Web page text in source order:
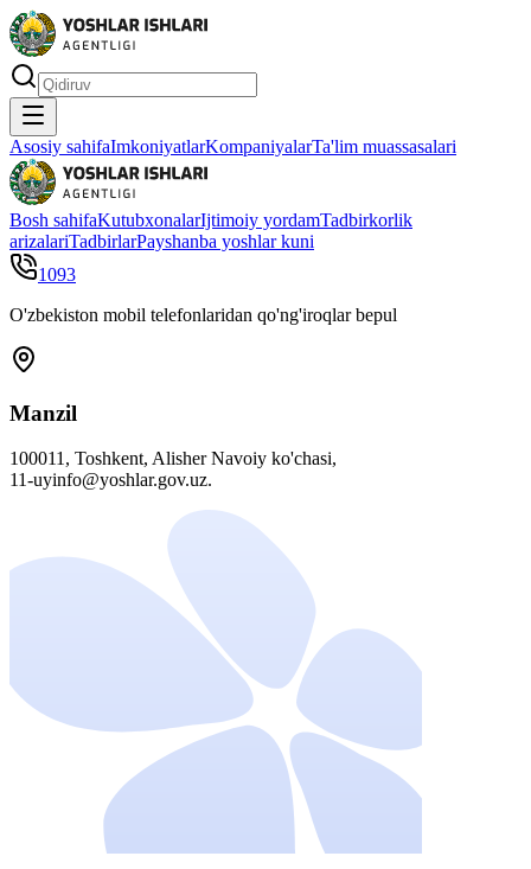
Asosiy sahifaImkoniyatlarKompaniyalarTa'lim muassasalari
Bosh sahifaKutubxonalarIjtimoiy yordamTadbirkorlik
arizalariTadbirlarPayshanba yoshlar kuni
1093
O'zbekiston mobil telefonlaridan qo'ng'iroqlar bepul
Manzil
100011, Toshkent, Alisher Navoiy ko'chasi,
11-uyinfo@yoshlar.gov.uz.